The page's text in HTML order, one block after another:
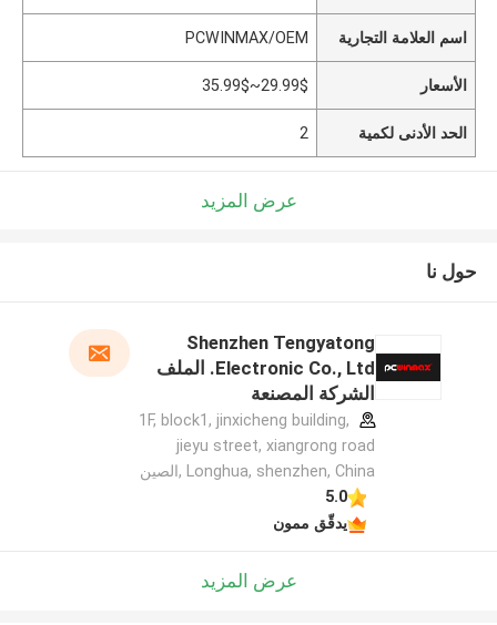
اسم العلامة التجارية PCWINMAX/OEM
الأسعار 29.99$~35.99$
الحد الأدنى لكمية 2
عرض المزيد
حول نا
Shenzhen Tengyatong
Electronic Co., Ltd. الملف
الشركة المصنعة
1F, block1, jinxicheng building,
jieyu street, xiangrong road
Longhua, shenzhen, China ,الصين
5.0
يدقّق ممون
عرض المزيد